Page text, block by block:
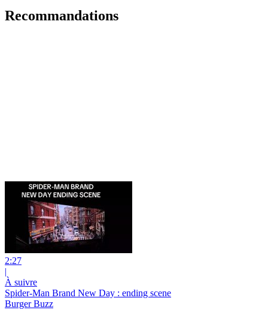
Recommandations
2:27
|
À suivre
Spider-Man Brand New Day : ending scene
Burger Buzz